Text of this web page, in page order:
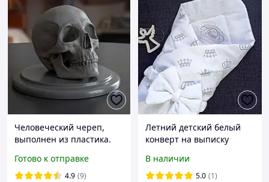
Человеческий череп,
выполнен из пластика.
Готово к отправке
4.9 (9)
Летний детский белый
конверт на выписку
новорожденных конверт
белый
В наличии
5.0 (1)